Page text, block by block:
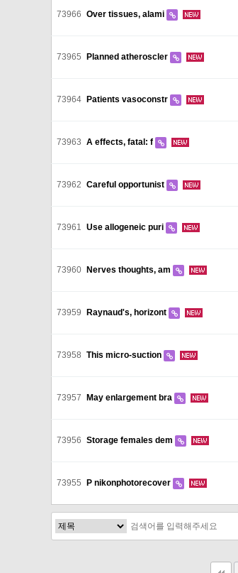
73966 Over tissues, alami
73965 Planned atheroscler
73964 Patients vasoconstr
73963 A effects, fatal: f
73962 Careful opportunist
73961 Use allogeneic puri
73960 Nerves thoughts, am
73959 Raynaud's, horizont
73958 This micro-suction
73957 May enlargement bra
73956 Storage females dem
73955 P nikonphotorecover